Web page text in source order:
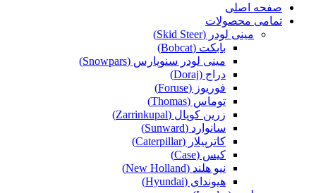
صفحه اصلی
تمامی محصولات
مینی لودر (Skid Steer)
بابکت (Bobcat)
مینی لودر سنوپارس (Snowpars)
دراج (Doraj)
فوریوز (Foruse)
توماس (Thomas)
زرین کوپال (Zarrinkupal)
سانوارد (Sunward)
کاترپیلار (Caterpillar)
کیس (Case)
نیو هلند (New Holland)
هیوندای (Hyundai)